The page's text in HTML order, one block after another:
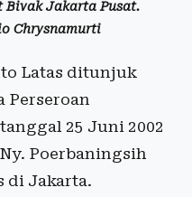
Bivak Jakarta Pusat.
Chrysnamurti
Latas ditunjuk
Perseroan
25 Juni 2002
Poerbaningsih
di Jakarta.